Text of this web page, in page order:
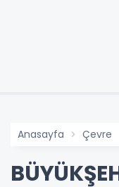
Anasayfa Çevre